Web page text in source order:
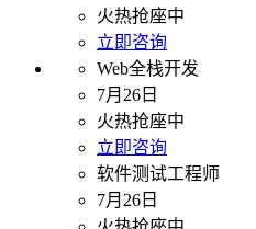
火热抢座中
立即咨询
Web全栈开发
7月26日
火热抢座中
立即咨询
软件测试工程师
7月26日